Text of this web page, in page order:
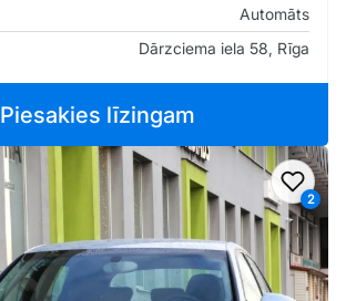
Automāts
Dārzciema iela 58, Rīga
Piesakies līzingam
2